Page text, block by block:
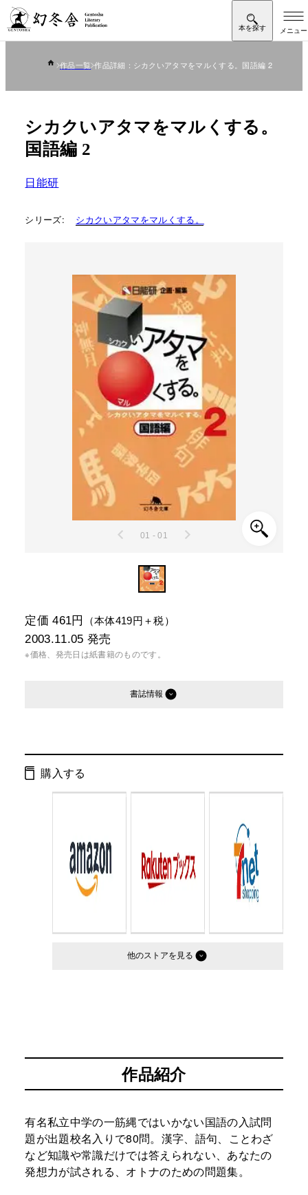
作品一覧 作品詳細：シカクいアタマをマルくする。国語編 2
シカクいアタマをマルくする。
国語編 2
日能研
シリーズ: シカクいアタマをマルくする。
01 - 01
定価 461円 （本体419円＋税）
2003.11.05 発売
※価格、発売日は紙書籍のものです。
書誌情報
ISBN： 9784344404533
判型：
購入する
他のストア
作品紹介
有名私立中学の一筋縄ではいかない国語の入試問
題が出題校名入りで80問。漢字、語句、ことわざ
など知識や常識だけでは答えられない、あなたの
発想力が試される、オトナのための問題集。